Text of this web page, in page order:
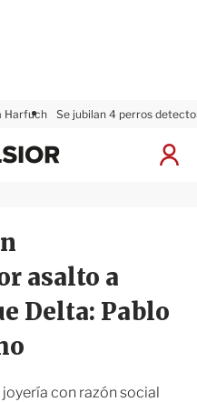
Harfuch Se jubilan 4 perros
I
s
x
r
asalto a
Delta: Pablo
con razón social